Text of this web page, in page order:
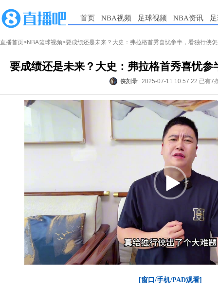
首页 NBA视频 足球视频 NBA资讯
直播首页>NBA篮球视频>要成绩还是未来？大史：弗拉格首秀喜忧参半，看独行侠
要成绩还是未来？大史：弗拉格首秀喜忧
侠刻录 2025-07-11 10:57:22 已有7
[窗口/手机/PAD观看]